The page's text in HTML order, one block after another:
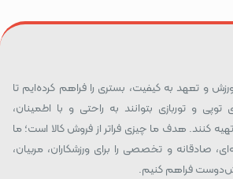
و تعهد به کیفیت، بستری را فراهم کرده‌ایم تا
و توربازی بتوانند به راحتی و با اطمینان،
کنند. هدف ما چیزی فراتر از فروش کالا است؛ ما
صادقانه و تخصصی را برای ورزشکاران، مربیان،
فراهم کنیم.